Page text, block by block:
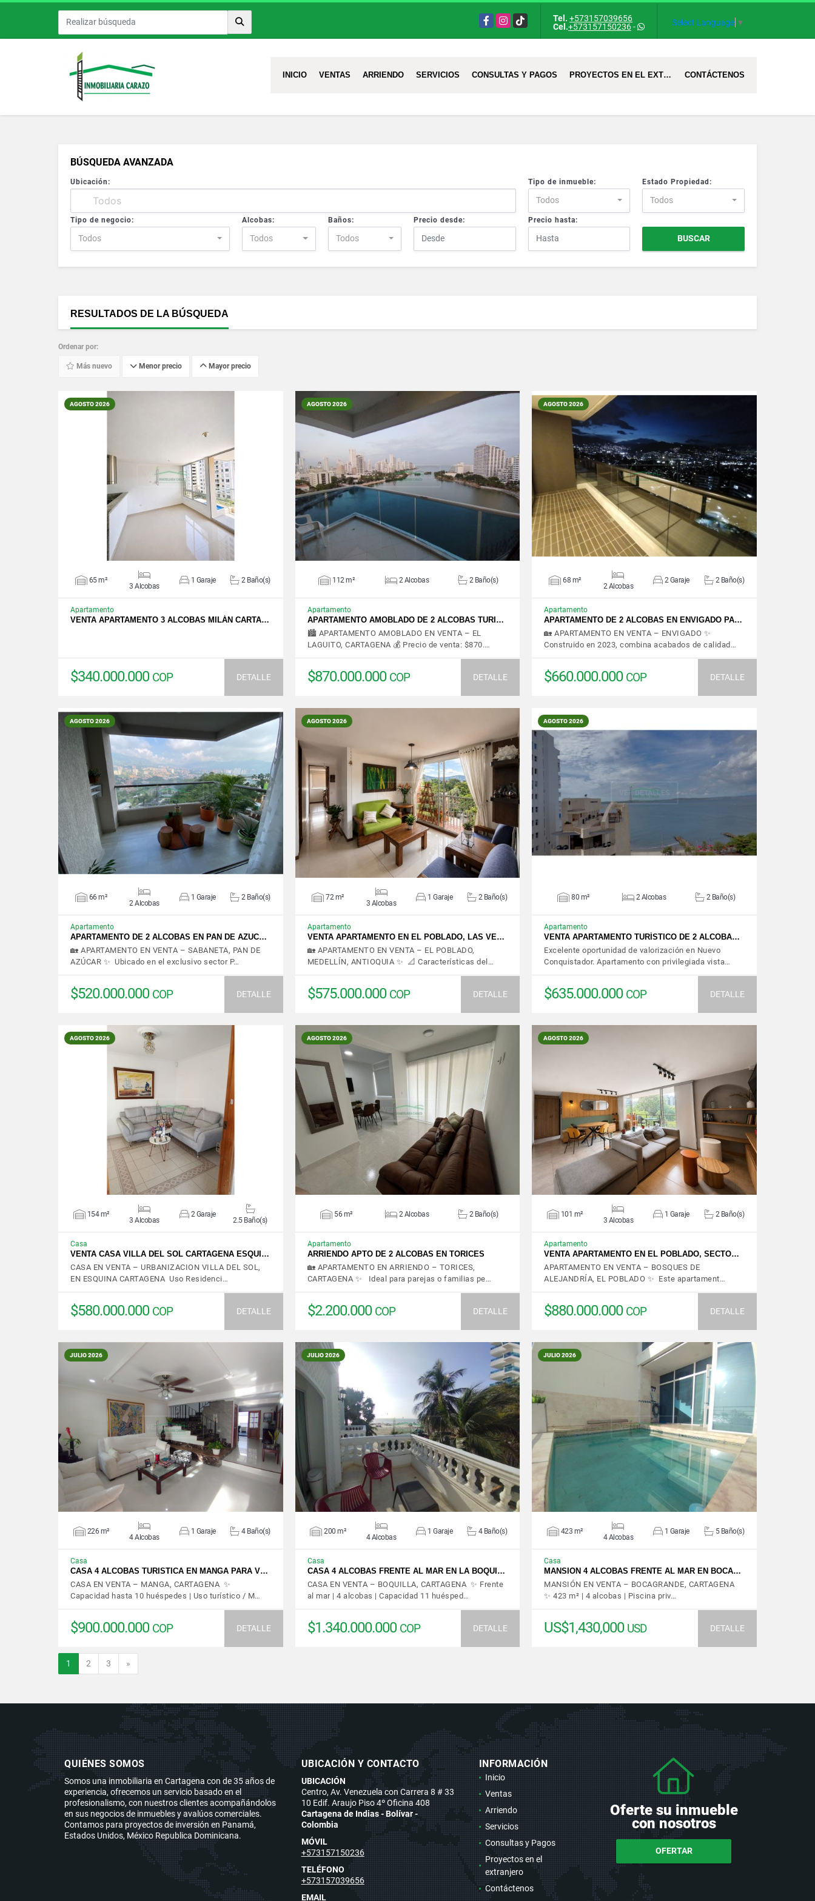
FacebookInstagram
TikTok Tel. +573157039656
Cel.+573157150236- Select Language ▼
INICIO VENTAS ARRIENDO SERVICIOS CONSULTAS Y PAGOS PROYECTOS EN EL EXTRANJERO CONTÁCTENOS
BÚSQUEDA AVANZADA
Ubicación: Tipo de inmueble:
Todos
Estado Propiedad:
Todos
Tipo de negocio:
Todos
Alcobas:
Todos
Baños:
Todos
Precio desde: Precio hasta:
BUSCAR
RESULTADOS DE LA BÚSQUEDA
Ordenar por:
Más nuevo Menor precio Mayor precio
AGOSTO 2026
VER DETALLES
65 m²
3 Alcobas
1 Garaje 2 Baño(s)
Apartamento
VENTA APARTAMENTO 3 ALCOBAS MILÁN CARTA…
$340.000.000 COP DETALLE
AGOSTO 2026
VER DETALLES
112 m² 2 Alcobas 2 Baño(s)
Apartamento
APARTAMENTO AMOBLADO DE 2 ALCOBAS TURI…
🏙️ APARTAMENTO AMOBLADO EN VENTA – EL
LAGUITO, CARTAGENA 💰 Precio de venta: $870.…
$870.000.000 COP DETALLE
AGOSTO 2026
VER DETALLES
68 m²
2 Alcobas
2 Garaje 2 Baño(s)
Apartamento
APARTAMENTO DE 2 ALCOBAS EN ENVIGADO PA…
🏡 APARTAMENTO EN VENTA – ENVIGADO ✨
Construido en 2023, combina acabados de calidad…
$660.000.000 COP DETALLE
AGOSTO 2026
VER DETALLES
66 m²
2 Alcobas
1 Garaje 2 Baño(s)
Apartamento
APARTAMENTO DE 2 ALCOBAS EN PAN DE AZUC…
🏡 APARTAMENTO EN VENTA – SABANETA, PAN DE
AZÚCAR ✨ Ubicado en el exclusivo sector P…
$520.000.000 COP DETALLE
AGOSTO 2026
VER DETALLES
72 m²
3 Alcobas
1 Garaje 2 Baño(s)
Apartamento
VENTA APARTAMENTO EN EL POBLADO, LAS VE…
🏡 APARTAMENTO EN VENTA – EL POBLADO,
MEDELLÍN, ANTIOQUIA ✨ 📐 Características del…
$575.000.000 COP DETALLE
AGOSTO 2026
VER DETALLES
80 m² 2 Alcobas 2 Baño(s)
Apartamento
VENTA APARTAMENTO TURÍSTICO DE 2 ALCOBA…
Excelente oportunidad de valorización en Nuevo
Conquistador. Apartamento con privilegiada vista…
$635.000.000 COP DETALLE
AGOSTO 2026
VER DETALLES
154 m²
3 Alcobas
2 Garaje
2.5 Baño(s)
Casa
VENTA CASA VILLA DEL SOL CARTAGENA ESQUI…
CASA EN VENTA – URBANIZACION VILLA DEL SOL,
EN ESQUINA CARTAGENA Uso Residenci…
$580.000.000 COP DETALLE
AGOSTO 2026
VER DETALLES
56 m² 2 Alcobas 2 Baño(s)
Apartamento
ARRIENDO APTO DE 2 ALCOBAS EN TORICES
🏡 APARTAMENTO EN ARRIENDO – TORICES,
CARTAGENA ✨ Ideal para parejas o familias pe…
$2.200.000 COP DETALLE
AGOSTO 2026
VER DETALLES
101 m²
3 Alcobas
1 Garaje 2 Baño(s)
Apartamento
VENTA APARTAMENTO EN EL POBLADO, SECTO…
APARTAMENTO EN VENTA – BOSQUES DE
ALEJANDRÍA, EL POBLADO ✨ Este apartament…
$880.000.000 COP DETALLE
JULIO 2026
VER DETALLES
226 m²
4 Alcobas
1 Garaje 4 Baño(s)
Casa
CASA 4 ALCOBAS TURISTICA EN MANGA PARA V…
CASA EN VENTA – MANGA, CARTAGENA ✨
Capacidad hasta 10 huéspedes | Uso turístico / M…
$900.000.000 COP DETALLE
JULIO 2026
VER DETALLES
200 m²
4 Alcobas
1 Garaje 4 Baño(s)
Casa
CASA 4 ALCOBAS FRENTE AL MAR EN LA BOQUI…
CASA EN VENTA – BOQUILLA, CARTAGENA ✨ Frente
al mar | 4 alcobas | Capacidad 11 huésped…
$1.340.000.000 COP DETALLE
JULIO 2026
VER DETALLES
423 m²
4 Alcobas
1 Garaje 5 Baño(s)
Casa
MANSION 4 ALCOBAS FRENTE AL MAR EN BOCA…
MANSIÓN EN VENTA – BOCAGRANDE, CARTAGENA
✨ 423 m² | 4 alcobas | Piscina priv…
US$1,430,000 USD DETALLE
1 2 3 »
QUIÉNES SOMOS
Somos una inmobiliaria en Cartagena con de 35 años de
experiencia, ofrecemos un servicio basado en el
profesionalismo, con nuestros clientes acompañándolos
en sus negocios de inmuebles y avalúos comerciales.
Contamos para proyectos de inversión en Panamá,
Estados Unidos, México Republica Dominicana.
UBICACIÓN Y CONTACTO
UBICACIÓN
Centro, Av. Venezuela con Carrera 8 # 33
10 Edif. Araujo Piso 4º Oficina 408
Cartagena de Indias - Bolívar -
Colombia
MÓVIL
+573157150236
TELÉFONO
+573157039656
EMAIL
INFORMACIÓN
Inicio
Ventas
Arriendo
Servicios
Consultas y Pagos
Proyectos en el
extranjero
Contáctenos
Oferte su inmueble
con nosotros
OFERTAR